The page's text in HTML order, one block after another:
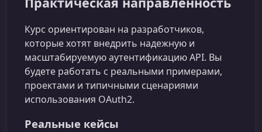
Курс ориентирован на разработчиков,
которые хотят внедрить надежную и
масштабируемую аутентификацию API. Вы
будете работать с реальными примерами,
проектами и типичными сценариями
использования OAuth2.
Реальные кейсы